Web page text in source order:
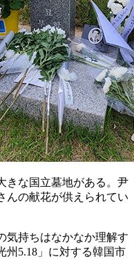
きな国立墓地がある。尹
んの献花が供えられてい
持ちはなかなか理解す
州5.18」に対する韓国市